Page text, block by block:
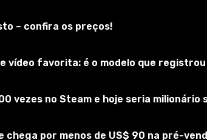
– confira os preços!
vídeo favorita: é o modelo que
vezes no Steam e hoje seria
chega por menos de US$ 90 na pré-